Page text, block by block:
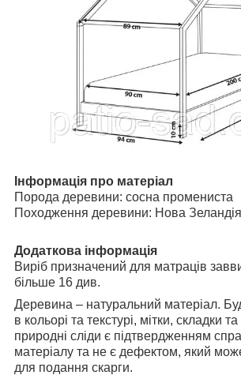
Інформація про матеріал
Порода деревини: сосна промениста
Походження деревини: Нова Зеландія
Додаткова інформація
Виріб призначений для матраців
більше 16 див.
Деревина – натуральний матеріал.
в кольорі та текстурі, мітки, складки та
природні сліди є підтвердженням
матеріалу та не є дефектом, який
для подання скарги.